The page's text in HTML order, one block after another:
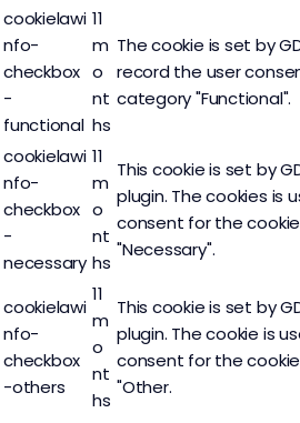
cookielawi
nfo-
checkbox
-
functional
11
m
o
nt
hs
The cookie is set by
record the user
category "Functional".
cookielawi
nfo-
checkbox
-
necessary
11
m
o
nt
hs
This cookie is set by
plugin. The cookies is
consent for the
"Necessary".
cookielawi
nfo-
checkbox
-others
11
m
o
nt
hs
This cookie is set by
plugin. The cookie is
consent for the
"Other.